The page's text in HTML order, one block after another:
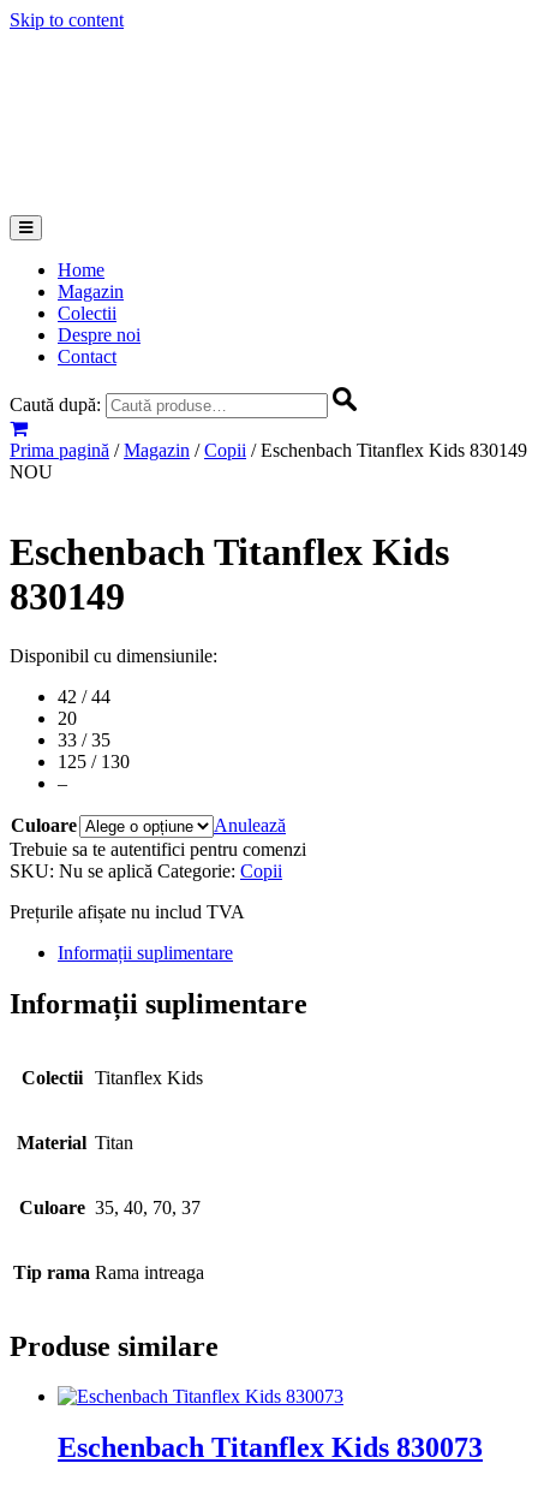
Skip to content
Home
Magazin
Colectii
Despre noi
Contact
Caută după:
Prima pagină /Magazin /Copii / Eschenbach Titanflex Kids 830149
NOU
Eschenbach Titanflex Kids
830149
Disponibil cu dimensiunile:
42 / 44
20
33 / 35
125 / 130
–
Culoare
Anulează
Trebuie sa te autentifici pentru comenzi
SKU: Nu se aplică Categorie: Copii
Prețurile afișate nu includ TVA
Informații suplimentare
Informații suplimentare
Colectii Titanflex Kids
Material Titan
Culoare 35, 40, 70, 37
Tip rama Rama intreaga
Produse similare
Eschenbach Titanflex Kids 830073